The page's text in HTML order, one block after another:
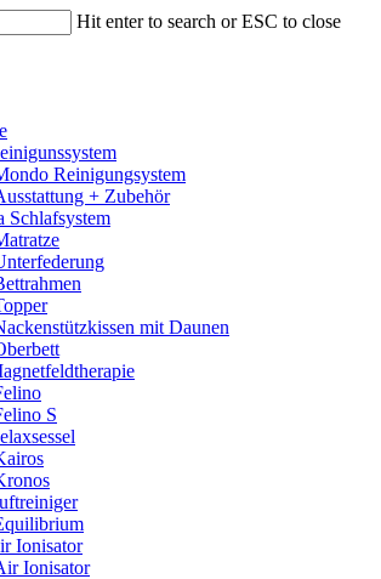
Hit enter to search or ESC to close
Reinigungsystem
+ Zubehör
Schlafsystem
mit Daunen
S
Ionisator
Ionisator